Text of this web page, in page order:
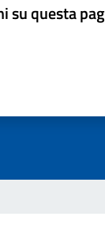
su questa